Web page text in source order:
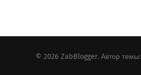
© 2026 ZabBlogger. Автор темы: